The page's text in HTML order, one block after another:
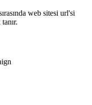
web sitesi url'si